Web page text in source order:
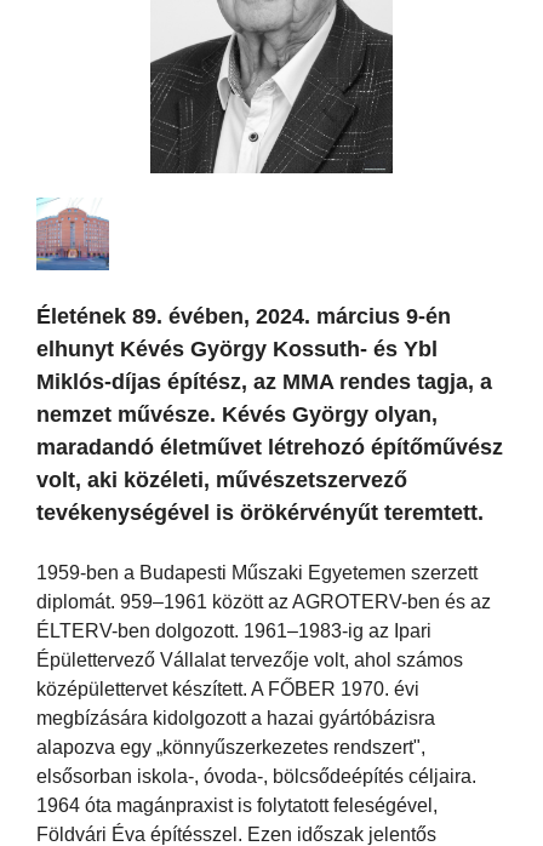
Életének 89. évében, 2024. március 9-én
elhunyt Kévés György Kossuth- és Ybl
Miklós-díjas építész, az MMA rendes tagja, a
nemzet művésze. Kévés György olyan,
maradandó életművet létrehozó építőművész
volt, aki közéleti, művészetszervező
tevékenységével is örökérvényűt teremtett.
1959-ben a Budapesti Műszaki Egyetemen szerzett
diplomát. 959–1961 között az AGROTERV-ben és az
ÉLTERV-ben dolgozott. 1961–1983-ig az Ipari
Épülettervező Vállalat tervezője volt, ahol számos
középülettervet készített. A FŐBER 1970. évi
megbízására kidolgozott a hazai gyártóbázisra
alapozva egy „könnyűszerkezetes rendszert",
elsősorban iskola-, óvoda-, bölcsődeépítés céljaira.
1964 óta magánpraxist is folytatott feleségével,
Földvári Éva építésszel. Ezen időszak jelentős